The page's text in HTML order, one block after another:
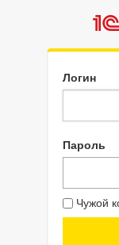
Логин
Пароль
Чужой